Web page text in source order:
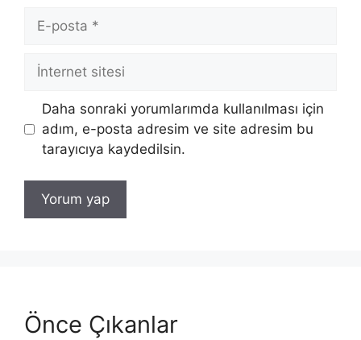
posta
İnternet
Daha sonraki yorumlarımda kullanılması için
adım, e-posta adresim ve site adresim bu
tarayıcıya kaydedilsin.
Önce Çıkanlar